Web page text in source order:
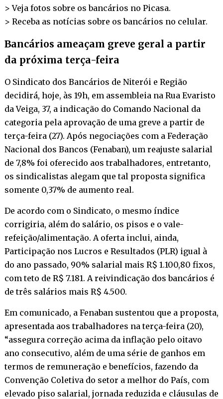
> Veja fotos sobre os bancários no Picasa.
> Receba as notícias sobre os bancários no celular.
Bancários ameaçam greve geral a partir
da próxima terça-feira
O Sindicato dos Bancários de Niterói e Região
decidirá, hoje, às 19h, em assembleia na Rua Evaristo
da Veiga, 37, a indicação do Comando Nacional da
categoria pela aprovação de uma greve a partir de
terça-feira (27). Após negociações com a Federação
Nacional dos Bancos (Fenaban), um reajuste salarial
de 7,8% foi oferecido aos trabalhadores, entretanto,
os sindicalistas alegam que tal proposta significa
somente 0,37% de aumento real.
De acordo com o Sindicato, o mesmo índice
corrigiria, além do salário, os pisos e o vale-
refeição/alimentação. A oferta inclui, ainda,
Participação nos Lucros e Resultados (PLR) igual à
do ano passado, 90% salarial mais R$ 1.100,80 fixos,
com teto de R$ 7.181. A reivindicação dos bancários é
de três salários mais R$ 4.500.
Em comunicado, a Fenaban sustentou que a proposta,
apresentada aos trabalhadores na terça-feira (20),
“assegura correção acima da inflação pelo oitavo
ano consecutivo, além de uma série de ganhos em
termos de remuneração e benefícios, fazendo da
Convenção Coletiva do setor a melhor do País, com
elevado piso salarial, jornada reduzida e cláusulas de